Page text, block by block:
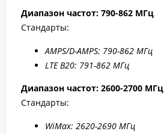
Диапазон частот: 790-862 МГц
Стандарты:
AMPS/D-AMPS: 790-862 МГц
LTE B20: 791-862 МГц
Диапазон частот: 2600-2700 МГц
Стандарты:
WiMax: 2620-2690 МГц